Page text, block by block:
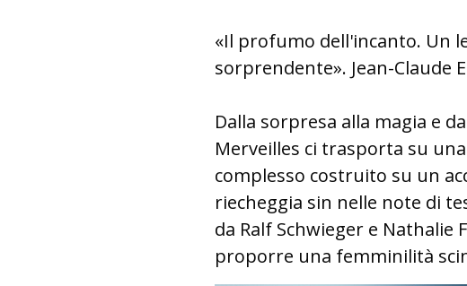
«Il profumo dell'incanto. Un
sorprendente». Jean-Claude
Dalla sorpresa alla magia e
Merveilles ci trasporta su
complesso costruito su un
riecheggia sin nelle note di
da Ralf Schwieger e Nathalie
proporre una femminilità